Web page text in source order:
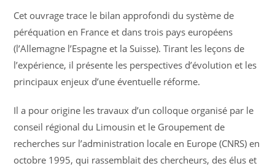
Cet ouvrage trace le bilan approfondi du système de
péréquation en France et dans trois pays européens
(l’Allemagne l’Espagne et la Suisse). Tirant les leçons de
l’expérience, il présente les perspectives d’évolution et les
principaux enjeux d’une éventuelle réforme.
Il a pour origine les travaux d’un colloque organisé par le
conseil régional du Limousin et le Groupement de
recherches sur l’administration locale en Europe (CNRS) en
octobre 1995, qui rassemblait des chercheurs, des élus et